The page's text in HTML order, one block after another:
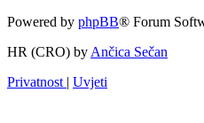
Powered by phpBB® Forum
HR (CRO) by Ančica Sečan
Privatnost | Uvjeti